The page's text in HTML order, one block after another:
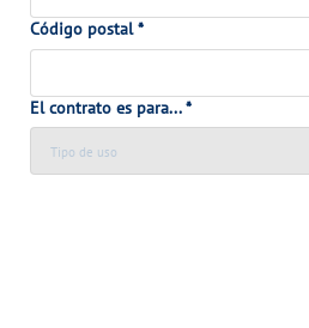
VER TODAS LAS GESTIONES
NUESTROS COMPROMISOS
VER TODAS LAS GESTIONES
Código postal*
El contrato es para...*